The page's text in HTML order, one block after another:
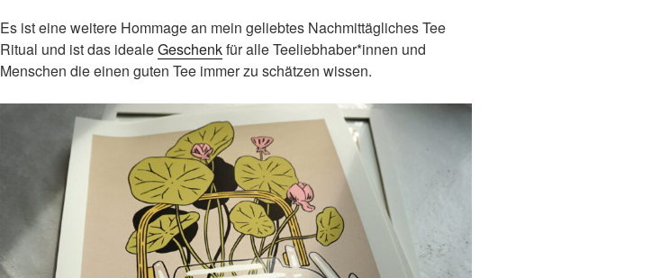
Es ist eine weitere Hommage an mein geliebtes Nachmittägliches Tee
Ritual und ist das idealeGeschenkfür alle Teeliebhaber*innen und
Menschen die einen guten Tee immer zu schätzen wissen.